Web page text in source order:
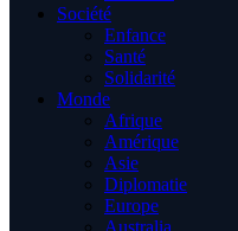
Société
Enfance
Santé
Solidarité
Monde
Afrique
Amérique
Asie
Diplomatie
Europe
Australia